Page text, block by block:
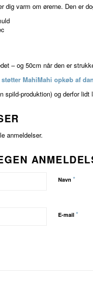
dig varm om ørerne. Den er
– og 50cm når den er
MahiMahi opkøb af
spild-produktion) og derfor
anmeldelser.
Navn*
E-mail*